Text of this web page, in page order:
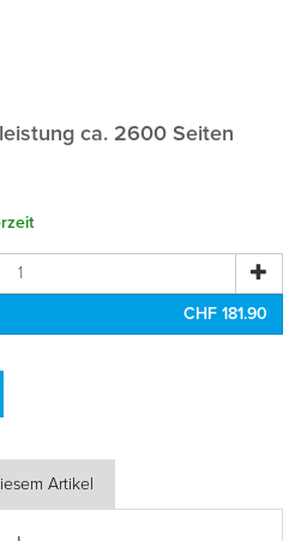
ca. 2600 Seiten
CHF 181.90
Artikel